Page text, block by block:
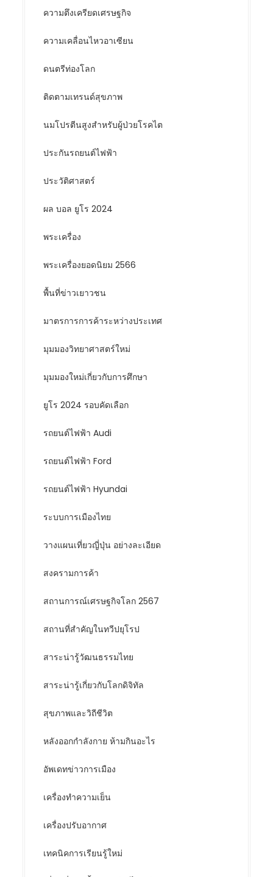
ความตึงเครียดเศรษฐกิจ
ความเคลื่อนไหวอาเซียน
ดนตรีท่องโลก
ติดตามเทรนด์สุขภาพ
นมโปรตีนสูงสำหรับผู้ป่วยโรคไต
ประกันรถยนต์ไฟฟ้า
ประวัติศาสตร์
ผล บอล ยูโร 2024
พระเครื่อง
พระเครื่องยอดนิยม 2566
พื้นที่ข่าวเยาวชน
มาตรการการค้าระหว่างประเทศ
มุมมองวิทยาศาสตร์ใหม่
มุมมองใหม่เกี่ยวกับการศึกษา
ยูโร 2024 รอบคัดเลือก
รถยนต์ไฟฟ้า Audi
รถยนต์ไฟฟ้า Ford
รถยนต์ไฟฟ้า Hyundai
ระบบการเมืองไทย
วางแผนเที่ยวญี่ปุ่น อย่างละเอียด
สงครามการค้า
สถานการณ์เศรษฐกิจโลก 2567
สถานที่สำคัญในทวีปยุโรป
สาระน่ารู้วัฒนธรรมไทย
สาระน่ารู้เกี่ยวกับโลกดิจิทัล
สุขภาพและวิถีชีวิต
หลังออกกําลังกาย ห้ามกินอะไร
อัพเดทข่าวการเมือง
เครื่องทำความเย็น
เครื่องปรับอากาศ
เทคนิคการเรียนรู้ใหม่